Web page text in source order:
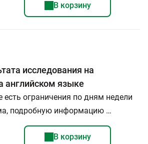
В корзину
исследования на
английском языке
есть ограничения по дням недели
подробную информацию …
В корзину